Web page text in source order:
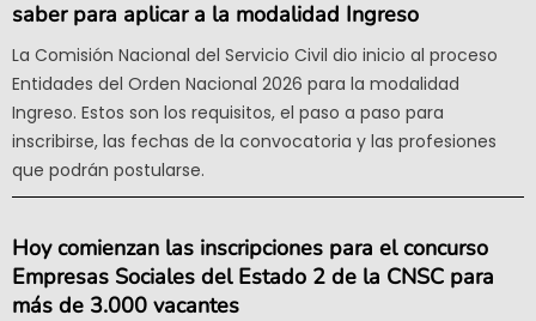
saber para aplicar a la modalidad Ingreso
La Comisión Nacional del Servicio Civil dio inicio al proceso
Entidades del Orden Nacional 2026 para la modalidad
Ingreso. Estos son los requisitos, el paso a paso para
inscribirse, las fechas de la convocatoria y las profesiones
que podrán postularse.
Hoy comienzan las inscripciones para el concurso
Empresas Sociales del Estado 2 de la CNSC para
más de 3.000 vacantes